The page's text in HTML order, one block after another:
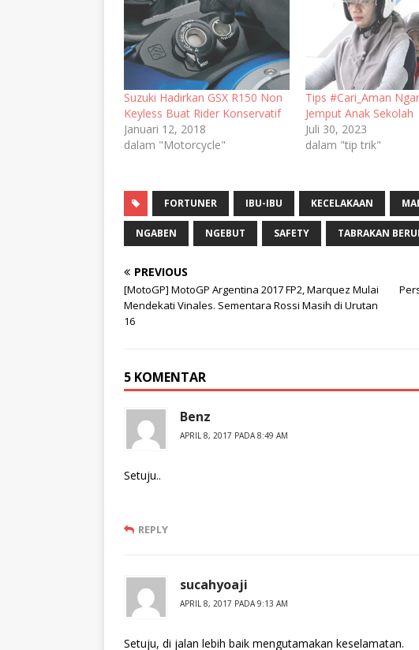
Suzuki Hadirkan GSX R150 Non
Keyless Buat Rider Konservatif
Januari 12, 2018
dalam "Motorcycle"
Tips #Cari_Aman
Jemput Anak Sekolah
Juli 30, 2023
dalam "tip trik"
FORTUNER IBU-IBU KECELAKAAN
NGABEN NGEBUT SAFETY TABRAKAN
PREVIOUS
[MotoGP] MotoGP Argentina 2017 FP2, Marquez Mulai
Mendekati Vinales. Sementara Rossi Masih di Urutan
16
5 KOMENTAR
Benz
APRIL 8, 2017 PADA 8:49 AM
Setuju..
REPLY
sucahyoaji
APRIL 8, 2017 PADA 9:13 AM
Setuju, di jalan lebih baik mengutamakan keselamatan.